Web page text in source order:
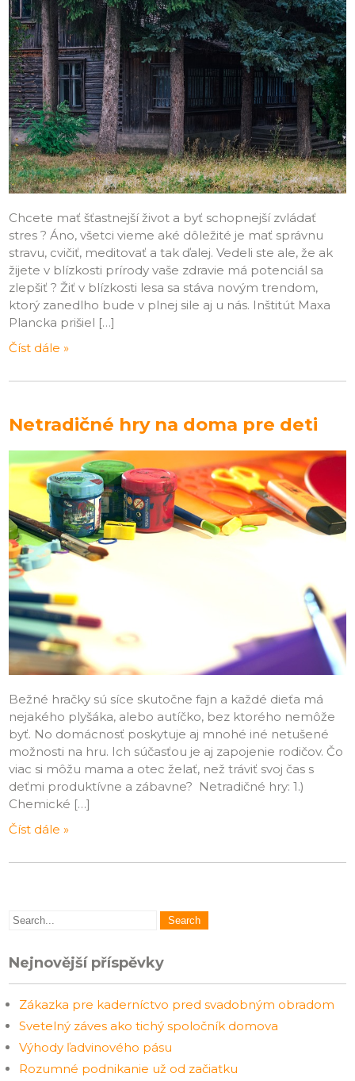
Chcete mať šťastnejší život a byť schopnejší zvládať
stres ? Áno, všetci vieme aké dôležité je mať správnu
stravu, cvičiť, meditovať a tak ďalej. Vedeli ste ale, že ak
žijete v blízkosti prírody vaše zdravie má potenciál sa
zlepšiť ? Žiť v blízkosti lesa sa stáva novým trendom,
ktorý zanedlho bude v plnej sile aj u nás. Inštitút Maxa
Plancka prišiel […]
Číst dále »
Netradičné hry na doma pre deti
Bežné hračky sú síce skutočne fajn a každé dieťa má
nejakého plyšáka, alebo autíčko, bez ktorého nemôže
byť. No domácnosť poskytuje aj mnohé iné netušené
možnosti na hru. Ich súčasťou je aj zapojenie rodičov. Čo
viac si môžu mama a otec želať, než tráviť svoj čas s
deťmi produktívne a zábavne? Netradičné hry: 1.)
Chemické […]
Číst dále »
Nejnovější příspěvky
Zákazka pre kaderníctvo pred svadobným obradom
Svetelný záves ako tichý spoločník domova
Výhody ľadvinového pásu
Rozumné podnikanie už od začiatku